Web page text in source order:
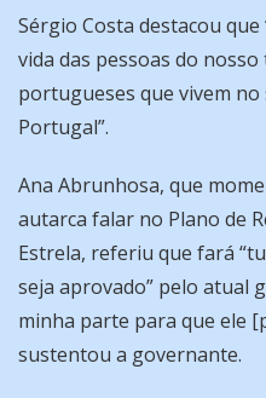
Sérgio Costa destacou que
vida das pessoas do
portugueses que vivem
Portugal”.
Ana Abrunhosa, que
autarca falar no Plano de
Estrela, referiu que fará
seja aprovado” pelo atual
minha parte para que ele
sustentou a governante.